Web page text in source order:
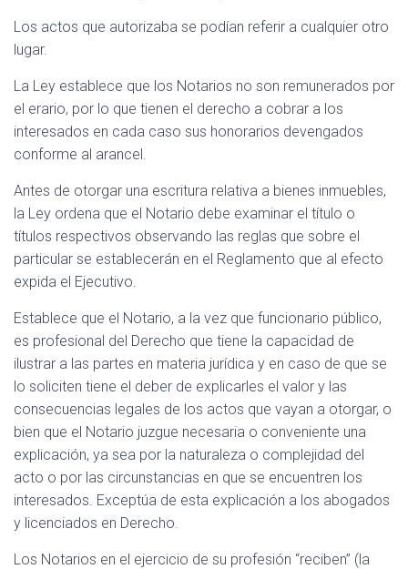
Los actos que autorizaba se podían referir a cualquier otro
lugar.
La Ley establece que los Notarios no son remunerados por
el erario, por lo que tienen el derecho a cobrar a los
interesados en cada caso sus honorarios devengados
conforme al arancel.
Antes de otorgar una escritura relativa a bienes inmuebles,
la Ley ordena que el Notario debe examinar el título o
títulos respectivos observando las reglas que sobre el
particular se establecerán en el Reglamento que al efecto
expida el Ejecutivo.
Establece que el Notario, a la vez que funcionario público,
es profesional del Derecho que tiene la capacidad de
ilustrar a las partes en materia jurídica y en caso de que se
lo soliciten tiene el deber de explicarles el valor y las
consecuencias legales de los actos que vayan a otorgar, o
bien que el Notario juzgue necesaria o conveniente una
explicación, ya sea por la naturaleza o complejidad del
acto o por las circunstancias en que se encuentren los
interesados. Exceptúa de esta explicación a los abogados
y licenciados en Derecho.
Los Notarios en el ejercicio de su profesión “reciben” (la